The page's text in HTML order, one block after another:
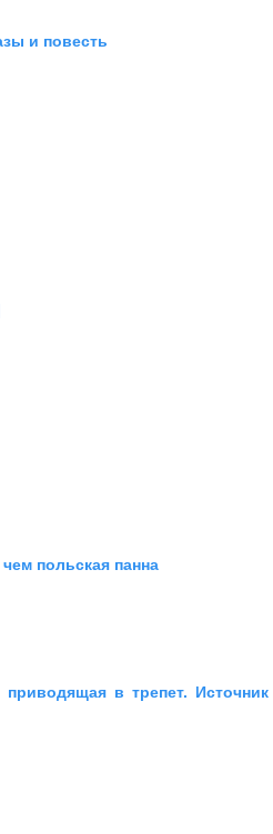
и повесть
польская панна
в трепет. Источник